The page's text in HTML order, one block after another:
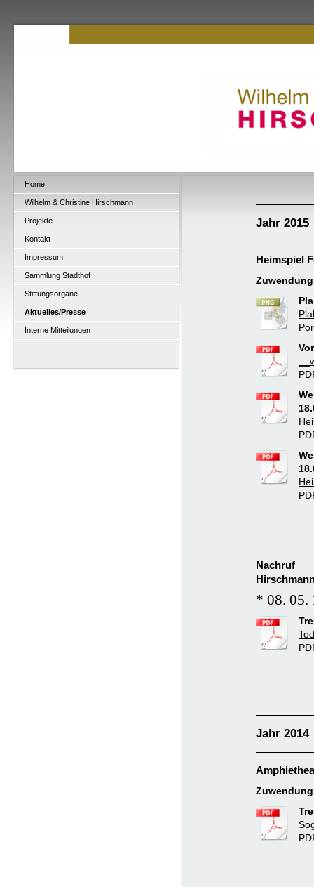
Home
Wilhelm & Christine Hirschmann
Projekte
Kontakt
Impressum
Sammlung Stadthof
Stiftungsorgane
Aktuelles/Presse
Interne Mitteilungen
Jahr 2015
Heimspiel
* 08.
Jahr 2014